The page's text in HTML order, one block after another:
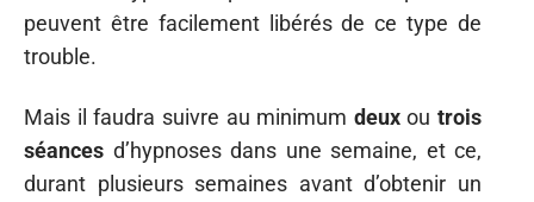
peuvent être facilement libérés de ce type de
trouble.
Mais il faudra suivre au minimum deuxou trois
séances d’hypnoses dans une semaine, et ce,
durant plusieurs semaines avant d’obtenir un